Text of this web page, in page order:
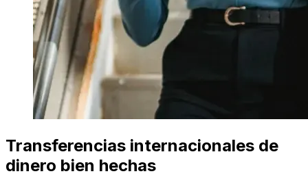
Transferencias internacionales de
dinero bien hechas